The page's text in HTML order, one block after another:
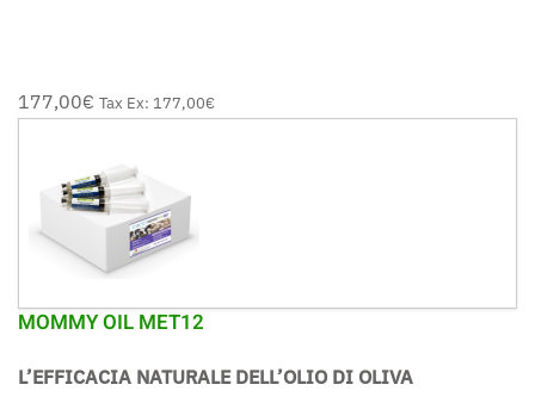
177,00‎€ Tax Ex: 177,00‎€
MOMMY OIL MET12
L’EFFICACIA NATURALE DELL’OLIO DI OLIVA